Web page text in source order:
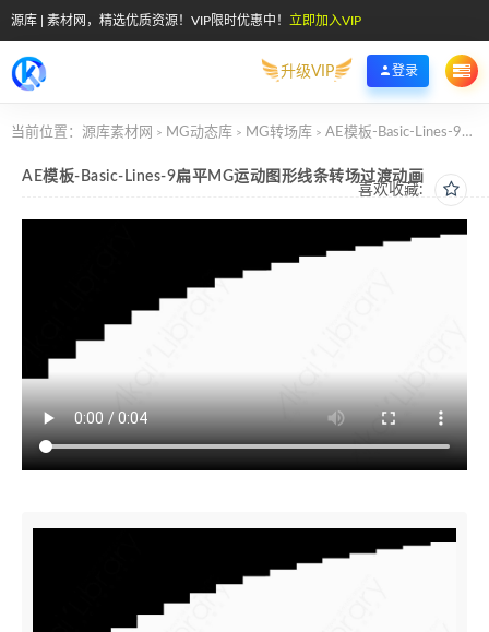
源库 | 素材网，精选优质资源！VIP限时优惠中！ 立即加入VIP
升级VIP 登录
当前位置： 源库素材网 > MG动态库 > MG转场库 > AE模板-Basic-Lines-9扁平MG运动图形线条转场过渡动画
喜欢收藏:
AE模板-Basic-Lines-9扁平MG运动图形线条转场过渡动画